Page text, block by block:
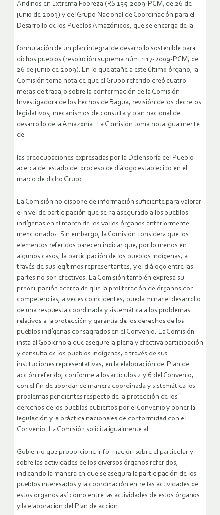
Andinos en Extrema Pobreza (RS 135-2009-PCM, de 26 de
junio de 2009) y del Grupo Nacional de Coordinación para el
Desarrollo de los Pueblos Amazónicos, que se encarga de la
formulación de un plan integral de desarrollo sostenible para
dichos pueblos (resolución suprema núm. 117-2009-PCM, de
26 de junio de 2009). En lo que atañe a este último órgano, la
Comisión toma nota de que el Grupo referido creó cuatro
mesas de trabajo sobre la conformación de la Comisión
Investigadora de los hechos de Bagua, revisión de los decretos
legislativos, mecanismos de consulta y plan nacional de
desarrollo de la Amazonía. La Comisión toma nota igualmente
de
las preocupaciones expresadas por la Defensoría del Pueblo
acerca del estado del proceso de diálogo establecido en el
marco de dicho Grupo.
La Comisión no dispone de información suficiente para valorar
el nivel de participación que se ha asegurado a los pueblos
indígenas en el marco de los varios órganos anteriormente
mencionados. Sin embargo, la Comisión considera que los
elementos referidos parecen indicar que, por lo menos en
algunos casos, la participación de los pueblos indígenas, a
través de sus legítimos representantes, y el diálogo entre las
partes no son efectivos. La Comisión también expresa su
preocupación acerca de que la proliferación de órganos con
competencias, a veces coincidentes, pueda minar el desarrollo
de una respuesta coordinada y sistemática a los problemas
relativos a la protección y garantía de los derechos de los
pueblos indígenas consagrados en el Convenio. La Comisión
insta al Gobierno a que asegure la plena y efectiva participación
y consulta de los pueblos indígenas, a través de sus
instituciones representativas, en la elaboración del Plan de
acción referido, conforme a los artículos 2 y 6 del Convenio,
con el fin de abordar de manera coordinada y sistemática los
problemas pendientes respecto de la protección de los
derechos de los pueblos cubiertos por el Convenio y poner la
legislación y la práctica nacionales de conformidad con el
Convenio. La Comisión solicita igualmente al
Gobierno que proporcione información sobre el particular y
sobre las actividades de los diversos órganos referidos,
indicando la manera en que se asegura la participación de los
pueblos interesados y la coordinación entre las actividades de
estos órganos así como entre las actividades de estos órganos
y la elaboración del Plan de acción.